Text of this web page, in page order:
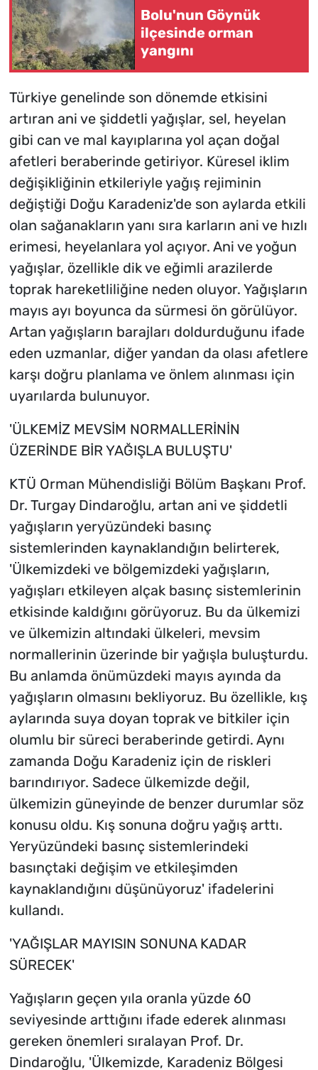
Bolu'nun Göynük
ilçesinde orman
yangını
Türkiye genelinde son dönemde etkisini
artıran ani ve şiddetli yağışlar, sel, heyelan
gibi can ve mal kayıplarına yol açan doğal
afetleri beraberinde getiriyor. Küresel iklim
değişikliğinin etkileriyle yağış rejiminin
değiştiği Doğu Karadeniz'de son aylarda etkili
olan sağanakların yanı sıra karların ani ve hızlı
erimesi, heyelanlara yol açıyor. Ani ve yoğun
yağışlar, özellikle dik ve eğimli arazilerde
toprak hareketliliğine neden oluyor. Yağışların
mayıs ayı boyunca da sürmesi ön görülüyor.
Artan yağışların barajları doldurduğunu ifade
eden uzmanlar, diğer yandan da olası afetlere
karşı doğru planlama ve önlem alınması için
uyarılarda bulunuyor.
'ÜLKEMİZ MEVSİM NORMALLERİNİN
ÜZERİNDE BİR YAĞIŞLA BULUŞTU'
KTÜ Orman Mühendisliği Bölüm Başkanı Prof.
Dr. Turgay Dindaroğlu, artan ani ve şiddetli
yağışların yeryüzündeki basınç
sistemlerinden kaynaklandığın belirterek,
'Ülkemizdeki ve bölgemizdeki yağışların,
yağışları etkileyen alçak basınç sistemlerinin
etkisinde kaldığını görüyoruz. Bu da ülkemizi
ve ülkemizin altındaki ülkeleri, mevsim
normallerinin üzerinde bir yağışla buluşturdu.
Bu anlamda önümüzdeki mayıs ayında da
yağışların olmasını bekliyoruz. Bu özellikle, kış
aylarında suya doyan toprak ve bitkiler için
olumlu bir süreci beraberinde getirdi. Aynı
zamanda Doğu Karadeniz için de riskleri
barındırıyor. Sadece ülkemizde değil,
ülkemizin güneyinde de benzer durumlar söz
konusu oldu. Kış sonuna doğru yağış arttı.
Yeryüzündeki basınç sistemlerindeki
basınçtaki değişim ve etkileşimden
kaynaklandığını düşünüyoruz' ifadelerini
kullandı.
'YAĞIŞLAR MAYISIN SONUNA KADAR
SÜRECEK'
Yağışların geçen yıla oranla yüzde 60
seviyesinde arttığını ifade ederek alınması
gereken önemleri sıralayan Prof. Dr.
Dindaroğlu, 'Ülkemizde, Karadeniz Bölgesi